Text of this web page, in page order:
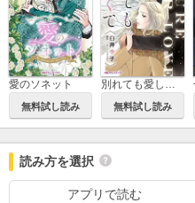
愛のソネット
無料試し読み 無料試し読み
読み方を選択
アプリで読む